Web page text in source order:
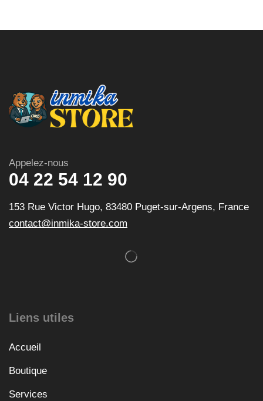
Appelez-nous
04 22 54 12 90
153 Rue Victor Hugo, 83480 Puget-sur-Argens, France
contact@inmika-store.com
Liens utiles
Accueil
Boutique
Services